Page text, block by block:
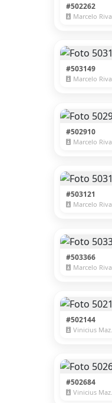
#502262
Marcelo Riva
#503149
Marcelo Riva
#502910
Marcelo Riva
#503121
Marcelo Riva
#503366
Marcelo Riva
#502144
Vinicius Mazzaro
#502684
Vinicius Mazzaro